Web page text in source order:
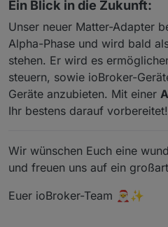
Ein Blick in die Zukunft:
Unser neuer Matter-Adapter
Alpha-Phase und wird bald
stehen. Er wird es
steuern, sowie ioBroker-
Geräte anzubieten. Mit einer
Ihr bestens darauf vorbereitet!
Wir wünschen Euch eine
und freuen uns auf ein
Euer ioBroker-Team 🎅✨